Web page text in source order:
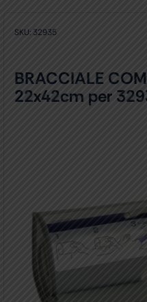
SKU: 32935
BRACCIALE
22x42cm per